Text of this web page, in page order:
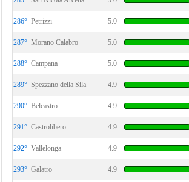
286° Petrizzi 5.0
287° Morano Calabro 5.0
288° Campana 5.0
289° Spezzano della Sila 4.9
290° Belcastro 4.9
291° Castrolibero 4.9
292° Vallelonga 4.9
293° Galatro 4.9